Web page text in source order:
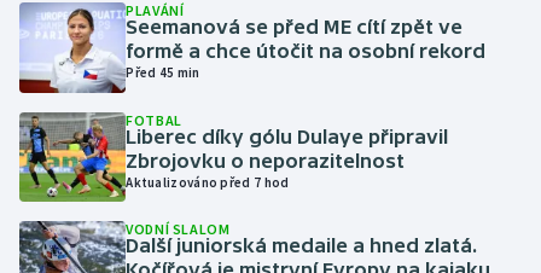
Házená
Jezdectví
Judo
Krasobruslení
Lezení
PLAVÁNÍ
Seemanová se před ME cítí zpět ve
formě a chce útočit na osobní rekord
Před 45 min
FOTBAL
Liberec díky gólu Dulaye připravil
Zbrojovku o neporazitelnost
Aktualizováno před 7 hod
VODNÍ SLALOM
Další juniorská medaile a hned zlatá.